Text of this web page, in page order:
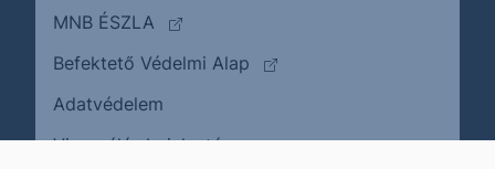
MNB ÉSZLA
(külső oldalra ugrik)
Befektető Védelmi Alap
(külső oldalra ugrik)
Adatvédelem
Visszaélés bejelentése(külső oldalra ugrik)